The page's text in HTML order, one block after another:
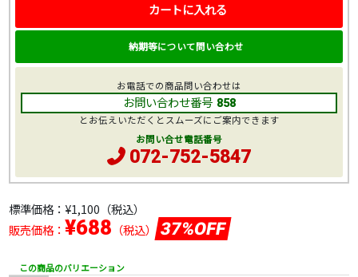
標準価格： ¥1,100 （税込）
販売価格： ¥688 （税込） 37%OFF
この商品のバリエーション
カートに入れる
納期等について問い合わせ
お電話での商品問い合わせは
お問い合わせ番号 858
とお伝えいただくとスムーズにご案内できます
お問い合せ電話番号
072-752-5847